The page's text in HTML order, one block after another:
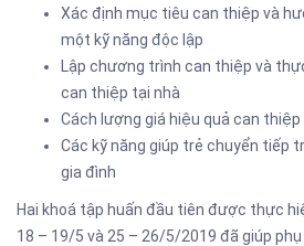
Xác định mục tiêu can thiệp và
một kỹ năng độc lập
Lập chương trình can thiệp và
can thiệp tại nhà
Cách lượng giá hiệu quả can
Các kỹ năng giúp trẻ chuyển tiếp
gia đình
Hai khoá tập huấn đầu tiên được thực
18 – 19/5 và 25 – 26/5/2019 đã giúp